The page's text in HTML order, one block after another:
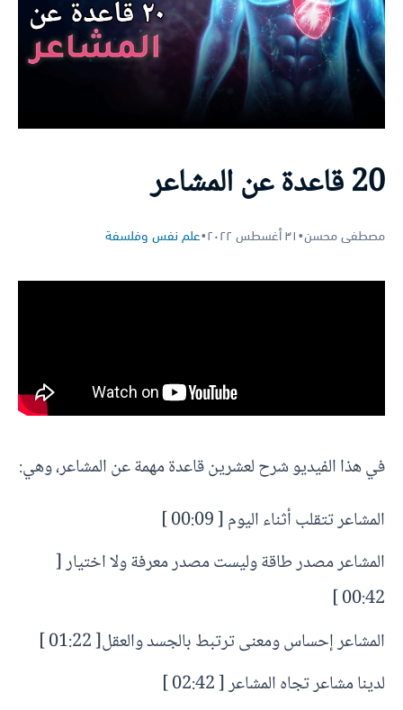
20 قاعدة عن المشاعر
مصطفى محسن•٣١ أغسطس ٢٠٢٢ •علم نفس وفلسفة
في هذا الفيديو شرح لعشرين قاعدة مهمة عن المشاعر، وهي:
المشاعر تتقلب أثناء اليوم [ 00:09 ]
المشاعر مصدر طاقة وليست مصدر معرفة ولا اختيار [
00:42 ]
المشاعر إحساس ومعنى ترتبط بالجسد والعقل[ 01:22 ]
لدينا مشاعر تجاه المشاعر [ 02:42 ]